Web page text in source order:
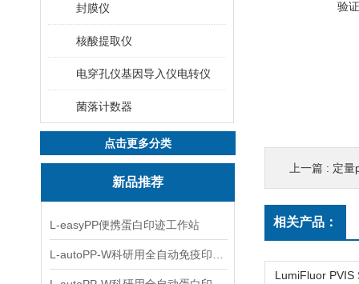
封膜仪
核酸提取仪
电穿孔仪基因导入仪电转仪
菌落计数器
点击更多分类
新品推荐
L-easyPP便携蛋白印迹工作站
验
上一篇 : 定量
相关产品：